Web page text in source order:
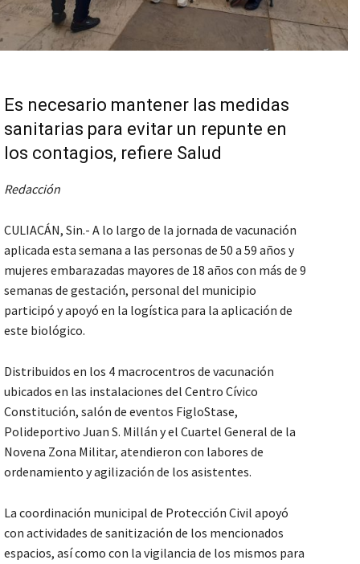
Es necesario mantener las medidas
sanitarias para evitar un repunte en
los contagios, refiere Salud
Redacción
CULIACÁN, Sin.- A lo largo de la jornada de vacunación
aplicada esta semana a las personas de 50 a 59 años y
mujeres embarazadas mayores de 18 años con más de 9
semanas de gestación, personal del municipio
participó y apoyó en la logística para la aplicación de
este biológico.
Distribuidos en los 4 macrocentros de vacunación
ubicados en las instalaciones del Centro Cívico
Constitución, salón de eventos FigloStase,
Polideportivo Juan S. Millán y el Cuartel General de la
Novena Zona Militar, atendieron con labores de
ordenamiento y agilización de los asistentes.
La coordinación municipal de Protección Civil apoyó
con actividades de sanitización de los mencionados
espacios, así como con la vigilancia de los mismos para